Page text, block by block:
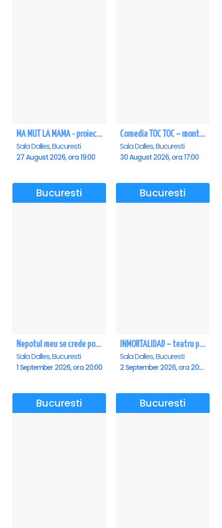
MA MUT LA MAMA - proiectie film Dalles
Sala Dalles, Bucuresti
27 August 2026, ora 19:00
Comedia TOC TOC – montarea originală
Sala Dalles, Bucuresti
30 August 2026, ora 17:00
Bucuresti
Nepotul meu se crede poet - Sala Dalles
Sala Dalles, Bucuresti
1 September 2026, ora 20:00
Bucuresti
INMORTALIDAD – teatru poetic cu Magda Catone & Maxim Belciug
Sala Dalles, Bucuresti
2 September 2026, ora 20:00
Bucuresti Bucuresti